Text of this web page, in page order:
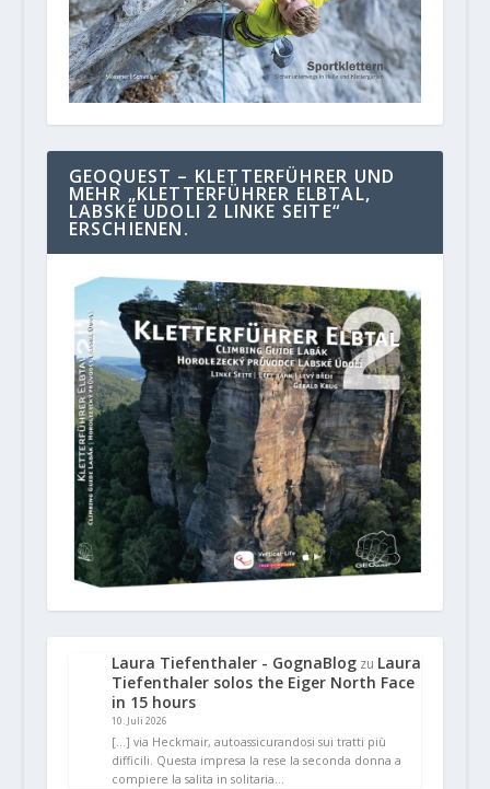
GEOQUEST – KLETTERFÜHRER UND
MEHR „KLETTERFÜHRER ELBTAL,
LABSKE UDOLI 2 LINKE SEITE“
ERSCHIENEN.
Laura Tiefenthaler - GognaBlogzu Laura
Tiefenthaler solos the Eiger North Face
in 15 hours
10. Juli 2026
[…] via Heckmair, autoassicurandosi sui tratti più
difficili. Questa impresa la rese la seconda donna a
compiere la salita in solitaria…